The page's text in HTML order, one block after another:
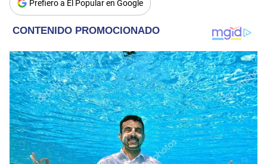
Prefiero a El Popular en Google